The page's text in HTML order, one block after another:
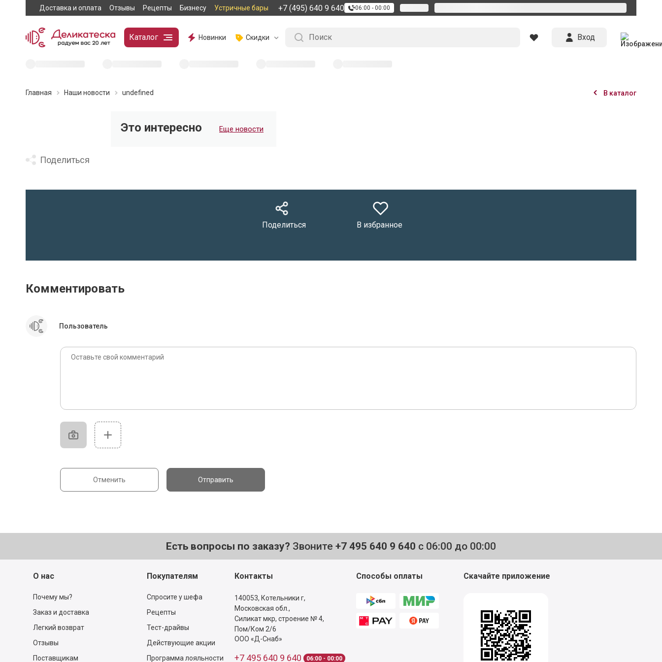
Доставка и оплата Отзывы Рецепты Бизнесу Устричные бары +7 (495) 640 9 640 06:00 - 00:00
Каталог Новинки Скидки Вход
Главная Наши новости undefined В каталог
Поделиться
Это интересно Еще новости
Поделиться В избранное
Комментировать
Пользователь
Отменить Отправить
Есть вопросы по заказу? Звоните +7 495 640 9 640 с 06:00 до 00:00
О нас
Почему мы?
Заказ и доставка
Легкий возврат
Отзывы
Поставщикам
Покупателям
Спросите у шефа
Рецепты
Тест-драйвы
Действующие акции
Программа лояльности
Контакты
140053, Котельники г,
Московская обл.,
Силикат мкр, строение № 4,
Пом/Ком 2/6
ООО «Д-Снаб»
+7 495 640 9 640 06:00 - 00:00
Способы оплаты Скачайте приложение